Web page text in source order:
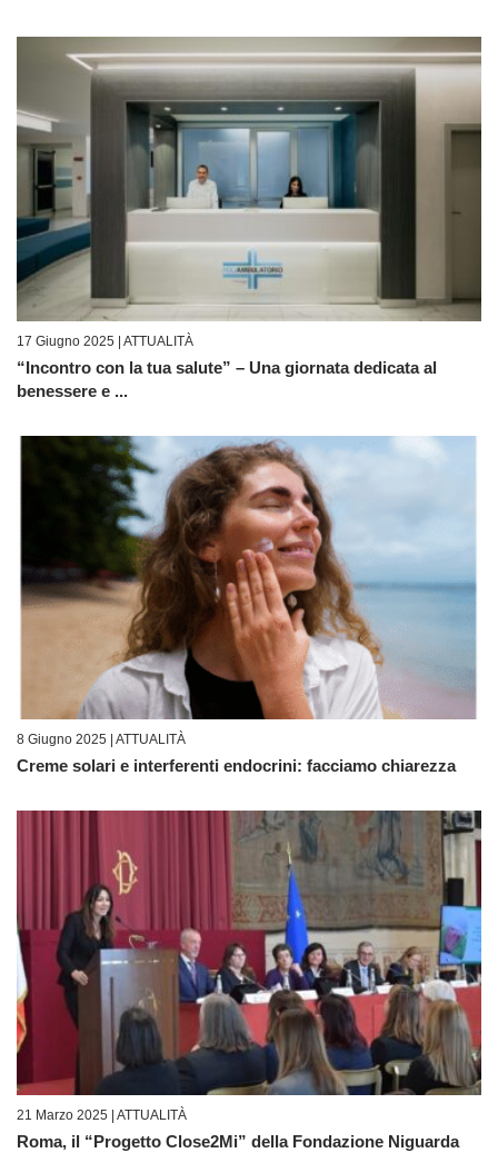
17 Giugno 2025 | ATTUALITÀ
“Incontro con la tua salute” – Una giornata dedicata al
benessere e ...
8 Giugno 2025 | ATTUALITÀ
Creme solari e interferenti endocrini: facciamo chiarezza
21 Marzo 2025 | ATTUALITÀ
Roma, il “Progetto Close2Mi” della Fondazione Niguarda